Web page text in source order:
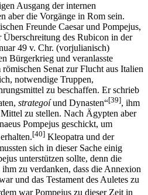
Ausgang der internen
aber die Vorgänge in Rom sein.
Freunde Caesar und Pompejus,
des Rubicon in der
49 v. Chr. (vorjulianisch)
Bürgerkrieg und veranlasste
Senat zur Flucht aus Italien
notwendige Truppen,
zu beschaffen. Er schrieb
strategoíund Dynasten“[39], ihm
zu stellen. Nach Ägypten aber
Pompejus geschickt, um
[40] Kleopatra und der
sich in dieser Sache einig
unterstützen sollte, denn die
zu verdanken, dass die Annexion
und das Testament des Auletes zu
war Pompejus zu dieser Zeit in